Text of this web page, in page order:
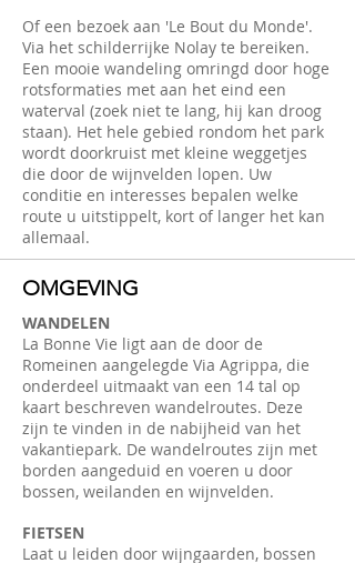
Of een bezoek aan 'Le Bout du Monde'.
Via het schilderrijke Nolay te bereiken.
Een mooie wandeling omringd door hoge
rotsformaties met aan het eind een
waterval (zoek niet te lang, hij kan droog
staan). Het hele gebied rondom het park
wordt doorkruist met kleine weggetjes
die door de wijnvelden lopen. Uw
conditie en interesses bepalen welke
route u uitstippelt, kort of langer het kan
allemaal.
OMGEVING
WANDELEN
La Bonne Vie ligt aan de door de
Romeinen aangelegde Via Agrippa, die
onderdeel uitmaakt van een 14 tal op
kaart beschreven wandelroutes. Deze
zijn te vinden in de nabijheid van het
vakantiepark. De wandelroutes zijn met
borden aangeduid en voeren u door
bossen, weilanden en wijnvelden.
FIETSEN
Laat u leiden door wijngaarden, bossen